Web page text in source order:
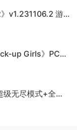
v1.231106.2 游戏
up Girls》PC单
级无尽模式+全